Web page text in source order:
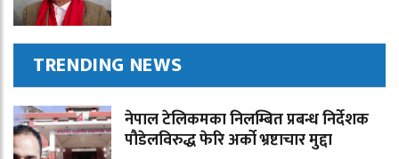
TRENDING NEWS
नेपाल टेलिकमका निलम्बित प्रबन्ध निर्देशक
पौडेलविरुद्ध फेरि अर्को भ्रष्टाचार मुद्दा